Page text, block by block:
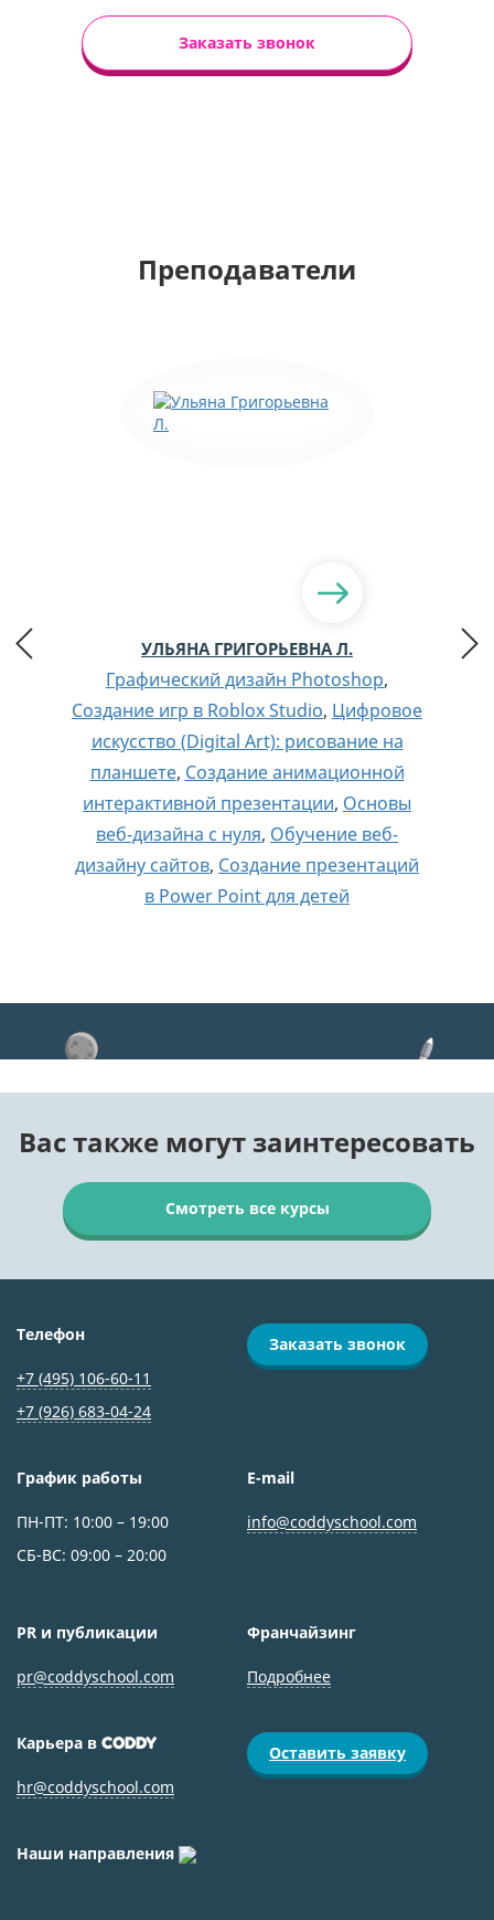
Заказать звонок
Преподаватели
УЛЬЯНА ГРИГОРЬЕВНА Л.
Графический дизайн Photoshop,
Создание игр в Roblox Studio, Цифровое
искусство (Digital Art): рисование на
планшете, Создание анимационной
интерактивной презентации, Основы
веб-дизайна с нуля, Обучение веб-
дизайну сайтов, Создание презентаций
в Power Point для детей
Вас также могут заинтересовать
Смотреть все курсы
Телефон
+7 (495) 106-60-11
+7 (926) 683‑04-24
Заказать звонок
График работы
ПН-ПТ: 10:00 – 19:00
СБ-ВС: 09:00 – 20:00
E-mail
info@coddyschool.com
PR и публикации
pr@coddyschool.com
Франчайзинг
Подробнее
Карьера в CODDY
hr@coddyschool.com
Оставить заявку
Наши направления